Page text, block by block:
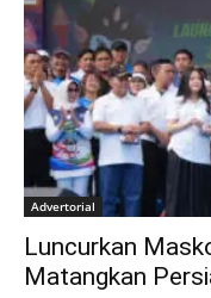
Advertorial
Luncurkan
Matangkan